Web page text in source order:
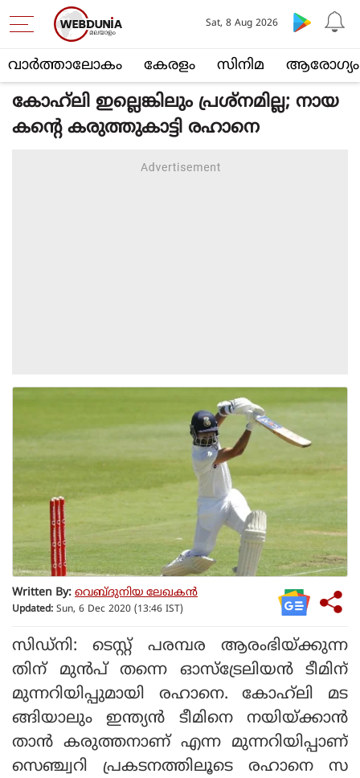
വാര്‍ത്താലോകം കേരളം സിനിമ ആരോഗ്യം
Sat, 8 Aug 2026
കോഹ്‌ലി ഇല്ലെങ്കിലും പ്രശ്നമില്ല; നായ
കന്റെ കരുത്തുകാട്ടി രഹാനെ
Written By: വെബ്ദുനിയ ലേഖകൻ
Updated: Sun, 6 Dec 2020 (13:46 IST)
സിഡ്‌നി: ടെസ്റ്റ് പരമ്പര ആരംഭിയ്ക്കുന്ന
തിന് മുൻപ് തന്നെ ഓസ്ട്രേലിയൻ ടീമിന്
മുന്നറിയിപ്പുമായി രഹാനെ. കോഹ്‌ലി മട
ങ്ങിയാലും ഇന്ത്യൻ ടീമിനെ നയിയ്ക്കാൻ
താൻ കരുത്തനാണ് എന്ന മുന്നറിയിപ്പാണ്
സെഞ്ച്വറി പ്രകടനത്തിലൂടെ രഹാനെ സ